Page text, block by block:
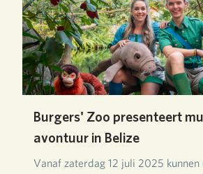
Burgers' Zoo presenteert
avontuur in Belize
Vanaf zaterdag 12 juli 2025 kunnen